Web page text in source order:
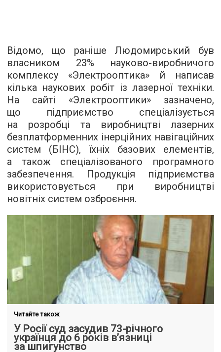
Відомо, що раніше Людомирський був
власником 23% науково-виробничого
комплексу «Электрооптика» й написав
кілька наукових робіт із лазерної техніки.
На сайті «Электрооптики» зазначено,
що підприємство спеціалізується
на розробці та виробництві лазерних
безплатформенних інерційних навігаційних
систем (БІНС), їхніх базових елементів,
а також спеціалізованого програмного
забезпечення. Продукція підприємства
використовується при виробництві
новітніх систем озброєння.
Читайте також
У Росії суд засудив 73-річного
українця до 6 років в’язниці
за шпигунство